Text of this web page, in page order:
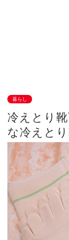
暮らし
冷えとり
な冷えと